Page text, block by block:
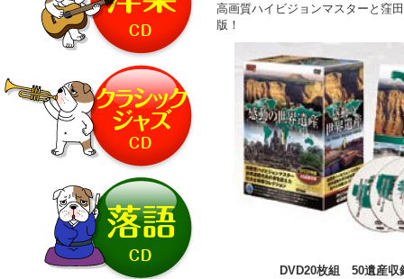
高画質ハイビジョンマスターと窪
版！
DVD20枚組 50遺産収